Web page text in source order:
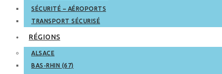
SÉCURITÉ – AÉROPORTS
TRANSPORT SÉCURISÉ
RÉGIONS
ALSACE
BAS-RHIN (67)